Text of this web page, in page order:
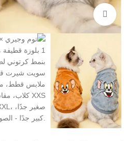
Click to enlarge